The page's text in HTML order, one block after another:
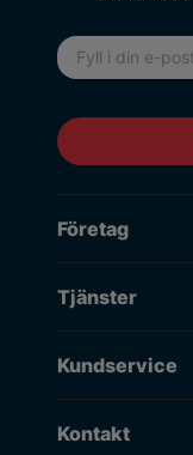
E-postadress
Företag
Tjänster
Kundservice
Kontakt